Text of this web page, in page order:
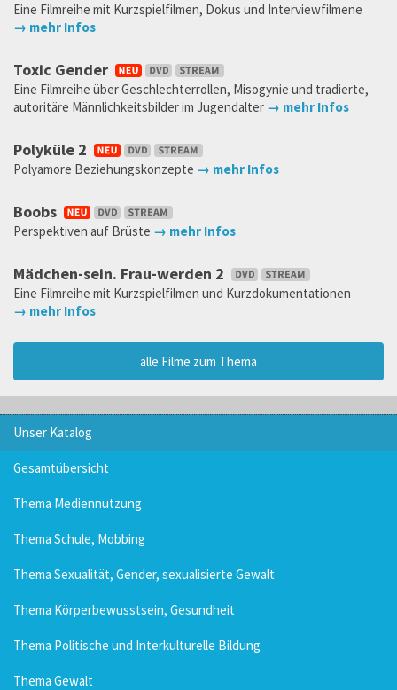
Eine Filmreihe mit Kurzspielfilmen, Dokus und Interviewfilmene
→ mehr Infos
Toxic Gender
Eine Filmreihe über Geschlechterrollen, Misogynie und tradierte,
autoritäre Männlichkeitsbilder im Jugendalter → mehr Infos
Polyküle 2
Polyamore Beziehungskonzepte → mehr Infos
Boobs
Perspektiven auf Brüste → mehr Infos
Mädchen-sein. Frau-werden 2
Eine Filmreihe mit Kurzspielfilmen und Kurzdokumentationen
→ mehr Infos
alle Filme zum Thema
Unser Katalog
Gesamtübersicht
Thema Mediennutzung
Thema Schule, Mobbing
Thema Sexualität, Gender, sexualisierte Gewalt
Thema Körperbewusstsein, Gesundheit
Thema Politische und Interkulturelle Bildung
Thema Gewalt